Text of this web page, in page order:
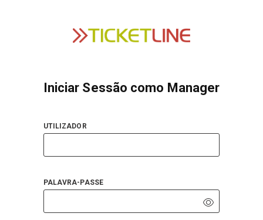
Iniciar Sessão como Manager
UTILIZADOR
PALAVRA-PASSE